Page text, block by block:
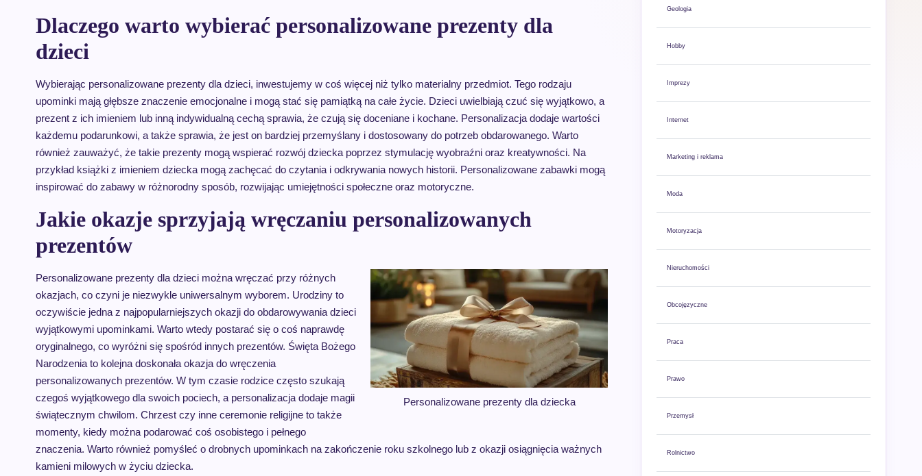
Dlaczego warto wybierać personalizowane prezenty dla
dzieci
Wybierając personalizowane prezenty dla dzieci, inwestujemy w coś więcej niż tylko materialny przedmiot. Tego rodzaju
upominki mają głębsze znaczenie emocjonalne i mogą stać się pamiątką na całe życie. Dzieci uwielbiają czuć się wyjątkowo, a
prezent z ich imieniem lub inną indywidualną cechą sprawia, że czują się doceniane i kochane. Personalizacja dodaje wartości
każdemu podarunkowi, a także sprawia, że jest on bardziej przemyślany i dostosowany do potrzeb obdarowanego. Warto
również zauważyć, że takie prezenty mogą wspierać rozwój dziecka poprzez stymulację wyobraźni oraz kreatywności. Na
przykład książki z imieniem dziecka mogą zachęcać do czytania i odkrywania nowych historii. Personalizowane zabawki mogą
inspirować do zabawy w różnorodny sposób, rozwijając umiejętności społeczne oraz motoryczne.
Jakie okazje sprzyjają wręczaniu personalizowanych
prezentów
Personalizowane prezenty dla dziecka
Personalizowane prezenty dla dzieci można wręczać przy różnych
okazjach, co czyni je niezwykle uniwersalnym wyborem. Urodziny to
oczywiście jedna z najpopularniejszych okazji do obdarowywania dzieci
wyjątkowymi upominkami. Warto wtedy postarać się o coś naprawdę
oryginalnego, co wyróżni się spośród innych prezentów. Święta Bożego
Narodzenia to kolejna doskonała okazja do wręczenia
personalizowanych prezentów. W tym czasie rodzice często szukają
czegoś wyjątkowego dla swoich pociech, a personalizacja dodaje magii
świątecznym chwilom. Chrzest czy inne ceremonie religijne to także
momenty, kiedy można podarować coś osobistego i pełnego
znaczenia. Warto również pomyśleć o drobnych upominkach na zakończenie roku szkolnego lub z okazji osiągnięcia ważnych
kamieni milowych w życiu dziecka.
Geologia
Hobby
Imprezy
Internet
Marketing i reklama
Moda
Motoryzacja
Nieruchomości
Obcojęzyczne
Praca
Prawo
Przemysł
Rolnictwo